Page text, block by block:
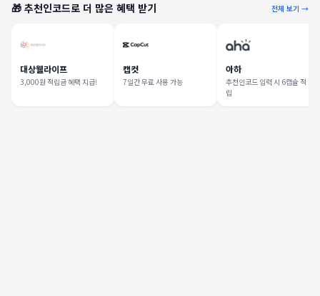
🎁 추천인코드로 더 많은 혜택 받기 전체 보기 →
대상웰라이프
3,000원 적립금 혜택 지급!
캡컷
7일간 무료 사용 가능
아하
추천인코드 입력 시 6캡슐 적
립